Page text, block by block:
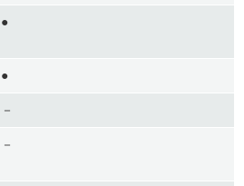
●
●
－
－